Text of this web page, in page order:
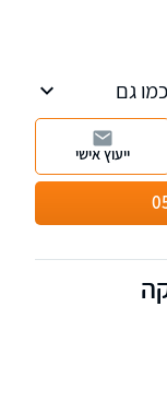
גם
תקדימים
ייעוץ אישי